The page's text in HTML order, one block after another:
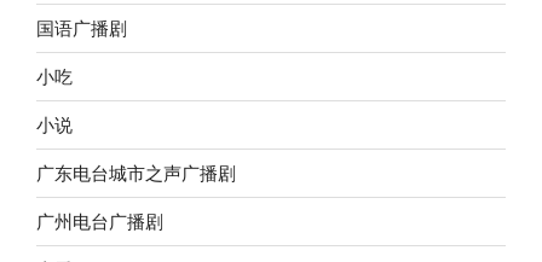
国语广播剧
小吃
小说
广东电台城市之声广播剧
广州电台广播剧